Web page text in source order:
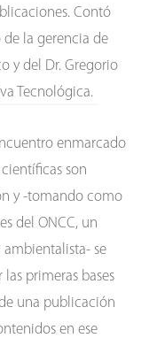
Contó
la gerencia de
y del Dr. Gregorio
Tecnológica.
enmarcado
son
y -tomando como
del ONCC, un
se
primeras bases
una publicación
en ese